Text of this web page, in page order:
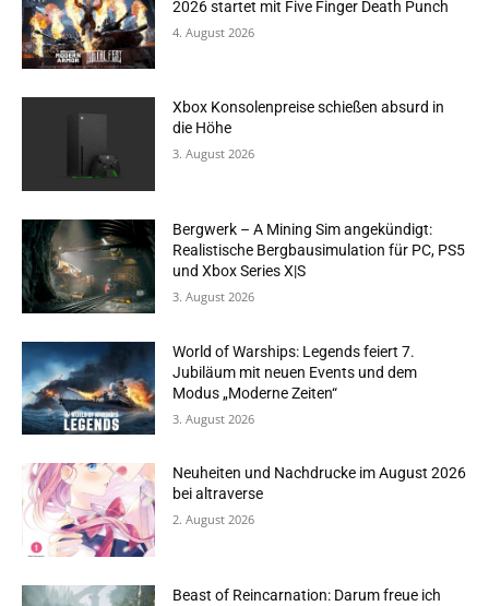
2026 startet mit Five Finger Death Punch
4. August 2026
Xbox Konsolenpreise schießen absurd in
die Höhe
3. August 2026
Bergwerk – A Mining Sim angekündigt:
Realistische Bergbausimulation für PC, PS5
und Xbox Series X|S
3. August 2026
World of Warships: Legends feiert 7.
Jubiläum mit neuen Events und dem
Modus „Moderne Zeiten“
3. August 2026
Neuheiten und Nachdrucke im August 2026
bei altraverse
2. August 2026
Beast of Reincarnation: Darum freue ich